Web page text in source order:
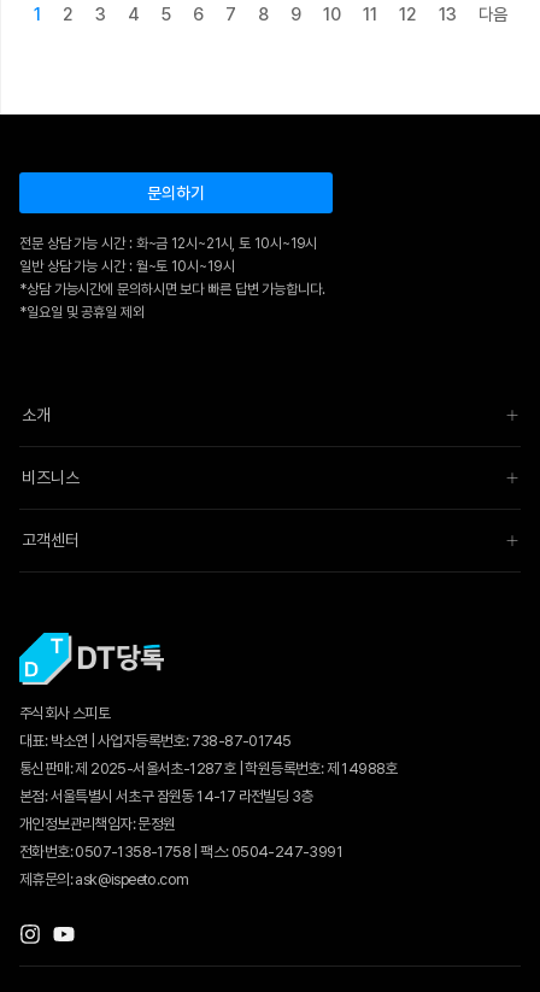
1 2 3 4 5 6 7 8 9 10 11 12 13 다음
문의하기
전문 상담 가능 시간 : 화~금 12시~21시, 토 10시~19시
일반 상담 가능 시간 : 월~토 10시~19시
*상담 가능시간에 문의하시면 보다 빠른 답변 가능합니다.
*일요일 및 공휴일 제외
소개
비즈니스
고객센터
주식회사 스피토
대표: 박소연 | 사업자등록번호: 738-87-01745
통신판매:제 2025-서울서초-1287호| 학원등록번호: 제 14988호
본점: 서울특별시 서초구 잠원동 14-17 라전빌딩 3층
개인정보관리책임자: 문정원
전화번호: 0507-1358-1758 | 팩스: 0504-247-3991
제휴문의: ask@ispeeto.com